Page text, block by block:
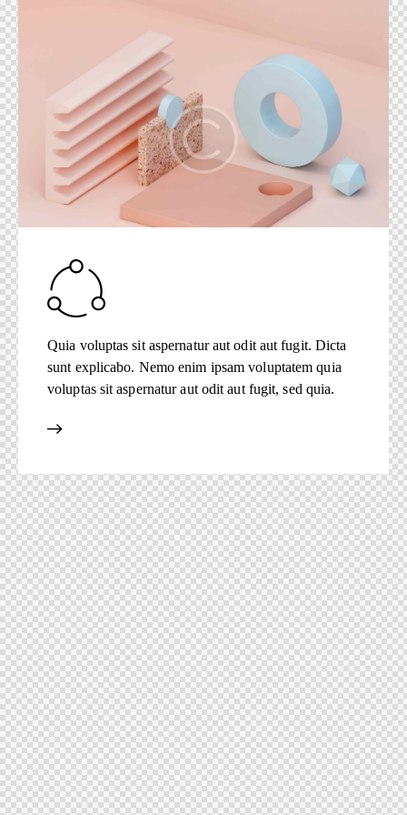
Quia voluptas sit aspernatur aut odit aut fugit. Dicta
sunt explicabo. Nemo enim ipsam voluptatem quia
voluptas sit aspernatur aut odit aut fugit, sed quia.